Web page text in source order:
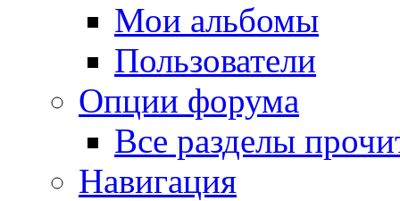
Мои альбомы
Пользователи
Опции форума
Все разделы
Навигация